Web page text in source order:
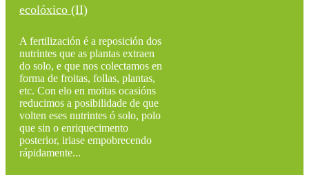
ecolóxico (II)
A fertilización é a reposición dos
nutrintes que as plantas extraen
do solo, e que nos colectamos en
forma de froitas, follas, plantas,
etc. Con elo en moitas ocasións
reducimos a posibilidade de que
volten eses nutrintes ó solo, polo
que sin o enriquecimento
posterior, iriase empobrecendo
rápidamente...